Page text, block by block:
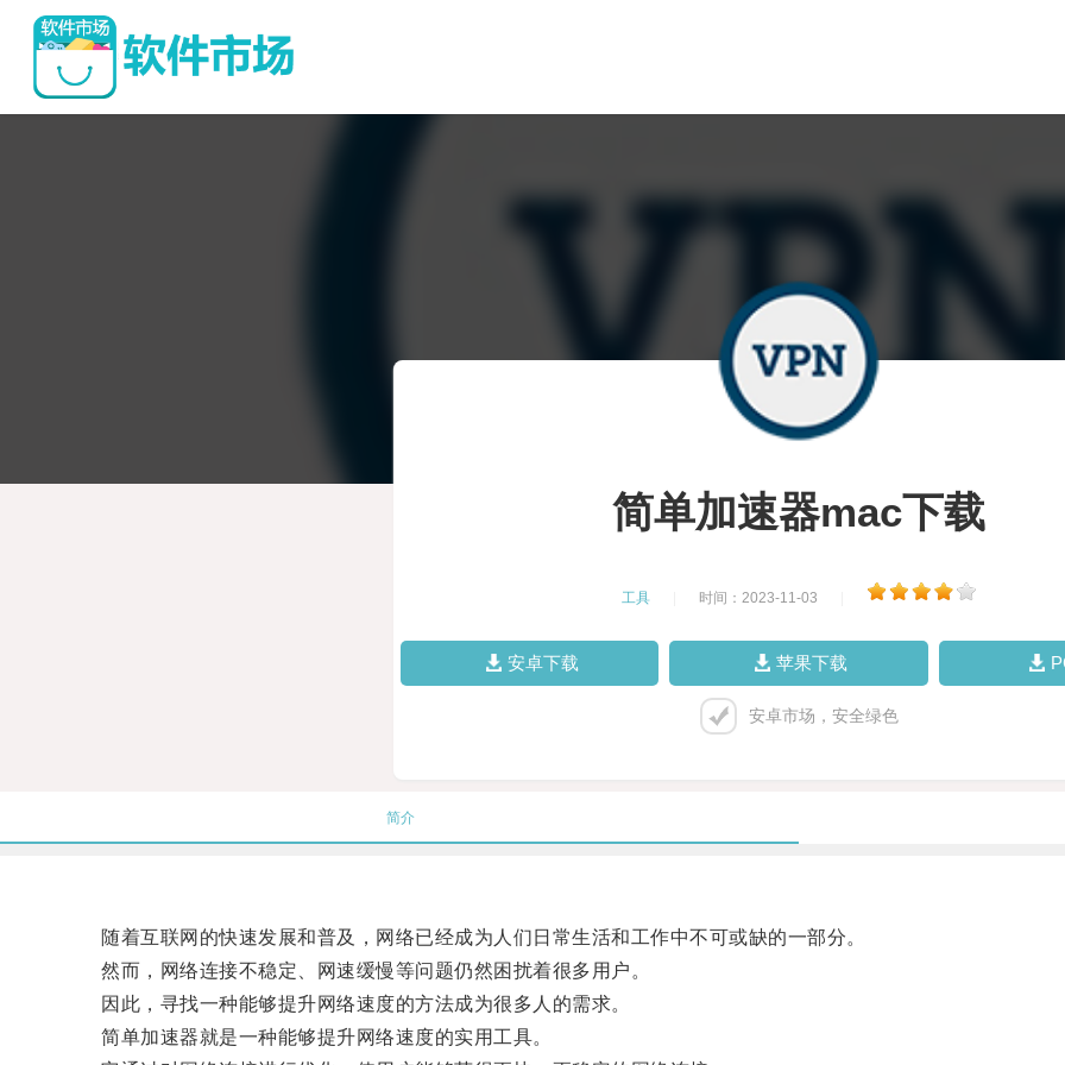
简单加速器mac下载
工具 时间：2023-11-03
安卓下载 苹果下载
安卓市场，安全绿色
简介
随着互联网的快速发展和普及，网络已经成为人们日常生活和工作中不可或缺的一部分。
然而，网络连接不稳定、网速缓慢等问题仍然困扰着很多用户。
因此，寻找一种能够提升网络速度的方法成为很多人的需求。
简单加速器就是一种能够提升网络速度的实用工具。